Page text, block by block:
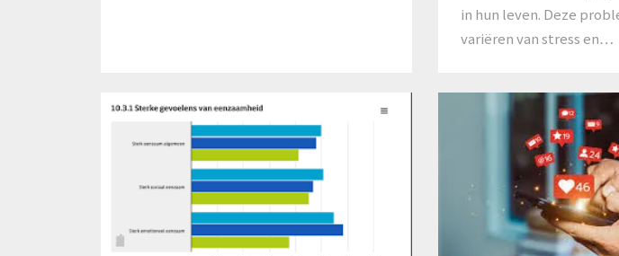
in hun leven. Deze
variëren van stress en…